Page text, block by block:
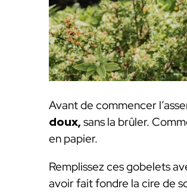
Avant de commencer
doux,sans la brûler.
en papier.
Remplissez ces gobelets
avoir fait fondre la cire de